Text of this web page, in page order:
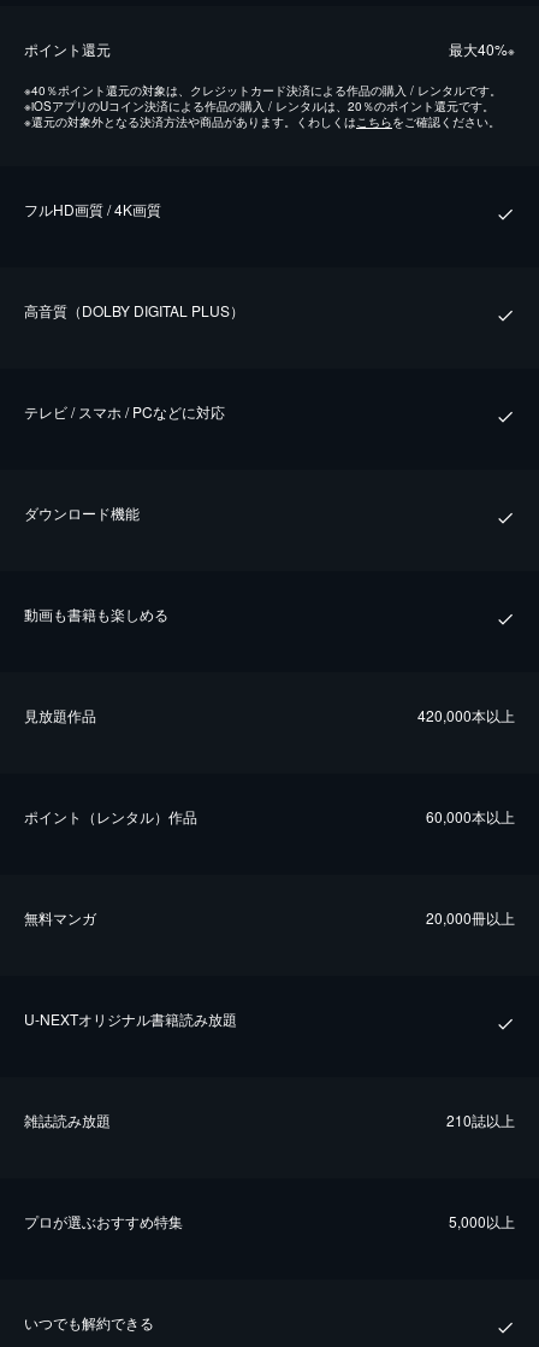
ポイント還元 最⼤40%※
※40％ポイント還元の対象は、クレジットカード決済による作品の購入 / レンタルです。
※iOSアプリのUコイン決済による作品の購入 / レンタルは、20％のポイント還元です。
※還元の対象外となる決済方法や商品があります。くわしくはこちらをご確認ください。
フルHD画質 / 4K画質
⾼⾳質（DOLBY DIGITAL PLUS）
テレビ / スマホ / PCなどに対応
ダウンロード機能
動画も書籍も楽しめる
⾒放題作品 420,000本以上
ポイント（レンタル）作品 60,000本以上
無料マンガ 20,000冊以上
U-NEXTオリジナル書籍読み放題
雑誌読み放題 210誌以上
プロが選ぶおすすめ特集 5,000以上
いつでも解約できる